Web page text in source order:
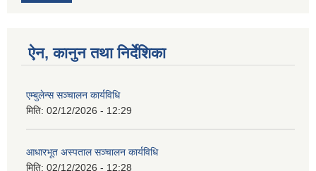
ऐन, कानुन तथा निर्देशिका
एम्बुलेन्स सञ्चालन कार्यविधि
मिति: 02/12/2026 - 12:29
आधारभूत अस्पताल सञ्चालन कार्यविधि
मिति: 02/12/2026 - 12:28